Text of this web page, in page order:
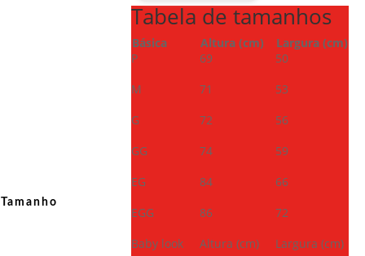
Tamanho
Tabela de tamanhos
Básica Altura (cm)
Largura (cm)
P
69
50
M
71
53
G
72
56
GG
74
59
EG
84
66
EGG
86
72
Baby look
Altura (cm)
Largura (cm)